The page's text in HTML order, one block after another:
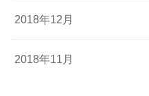
2018年12月
2018年11月